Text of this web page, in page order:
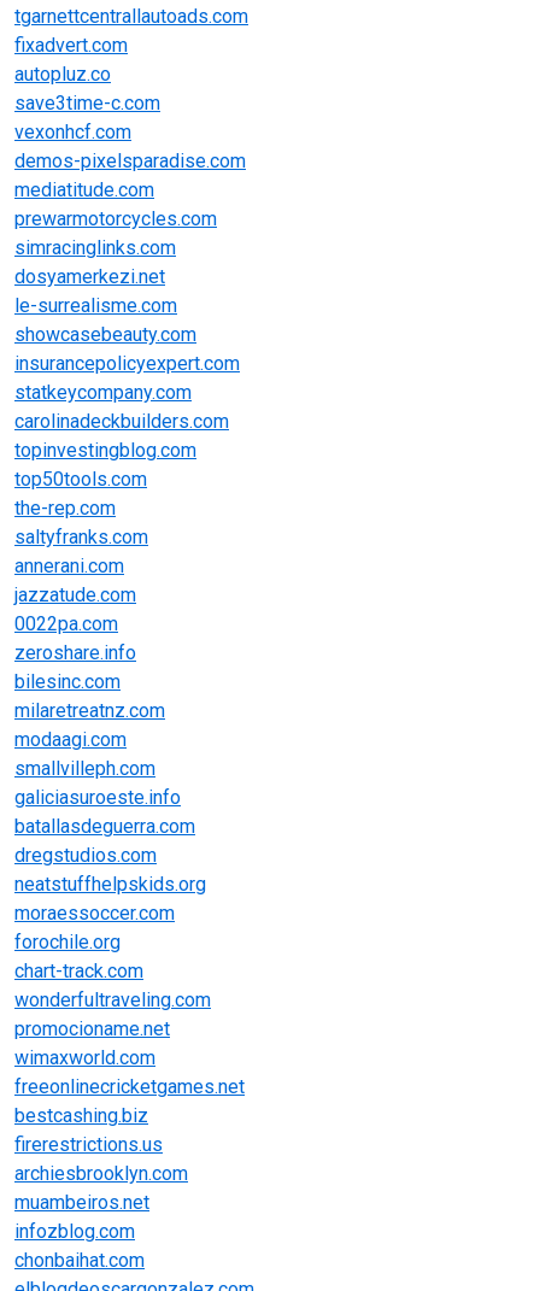
tgarnettcentrallautoads.com
fixadvert.com
autopluz.co
save3time-c.com
vexonhcf.com
demos-pixelsparadise.com
mediatitude.com
prewarmotorcycles.com
simracinglinks.com
dosyamerkezi.net
le-surrealisme.com
showcasebeauty.com
insurancepolicyexpert.com
statkeycompany.com
carolinadeckbuilders.com
topinvestingblog.com
top50tools.com
the-rep.com
saltyfranks.com
annerani.com
jazzatude.com
0022pa.com
zeroshare.info
bilesinc.com
milaretreatnz.com
modaagi.com
smallvilleph.com
galiciasuroeste.info
batallasdeguerra.com
dregstudios.com
neatstuffhelpskids.org
moraessoccer.com
forochile.org
chart-track.com
wonderfultraveling.com
promocioname.net
wimaxworld.com
freeonlinecricketgames.net
bestcashing.biz
firerestrictions.us
archiesbrooklyn.com
muambeiros.net
infozblog.com
chonbaihat.com